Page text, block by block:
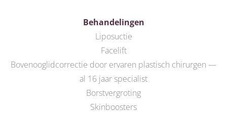
Behandelingen
Liposuctie
Facelift
Bovenooglidcorrectie door ervaren plastisch chirurgen —
al 16 jaar specialist
Borstvergroting
Skinboosters